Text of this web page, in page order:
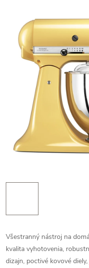
Všestranný nástroj na
kvalita vyhotovenia,
dizajn, poctivé kovové